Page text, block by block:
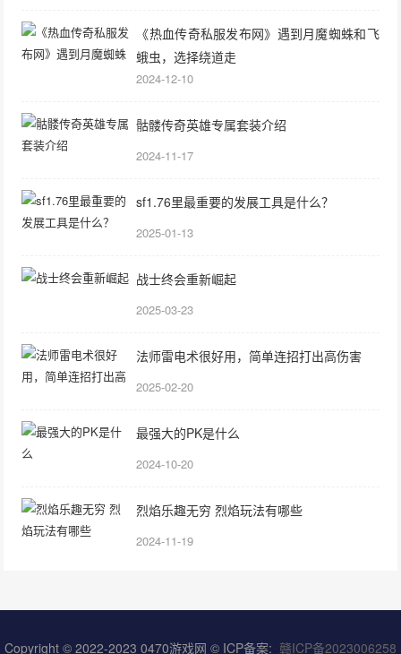
《热血传奇私服发布网》遇到月魔蜘蛛和飞
蛾虫，选择绕道走
2024-12-10
骷髅传奇英雄专属套装介绍
2024-11-17
sf1.76里最重要的发展工具是什么？
2025-01-13
战士终会重新崛起
2025-03-23
法师雷电术很好用，简单连招打出高伤害
2025-02-20
最强大的PK是什么
2024-10-20
烈焰乐趣无穷 烈焰玩法有哪些
2024-11-19
Copyright © 2022-2023 0470游戏网 © ICP备案: 赣ICP备2023006258